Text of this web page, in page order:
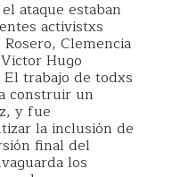
ataque estaban
activistxs
Clemencia
Hugo
trabajo de todxs
construir un
y fue
la inclusión de
final del
los